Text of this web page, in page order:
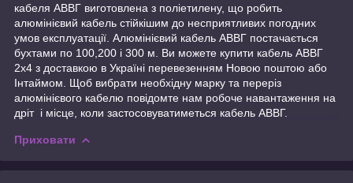
кабеля АВВГ виготовлена з поліетилену, що робить
алюмінієвий кабель стійкішим до несприятливих погодних
умов експлуатації. Алюмінієвий кабель АВВГ постачається
бухтами по 100,200 і 300 м. Ви можете купити кабель АВВГ
2х4 з доставкою в Україні перевезенням Новою поштою або
Інтаймом. Щоб вибрати необхідну марку та переріз
алюмінієвого кабелю повідомте нам робоче навантаження на
дріті місце, коли застосовуватиметься кабель АВВГ.
Приховати